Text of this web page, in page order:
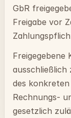
GbR
Freigabe vor
des
Rechnungs-
gesetzlich